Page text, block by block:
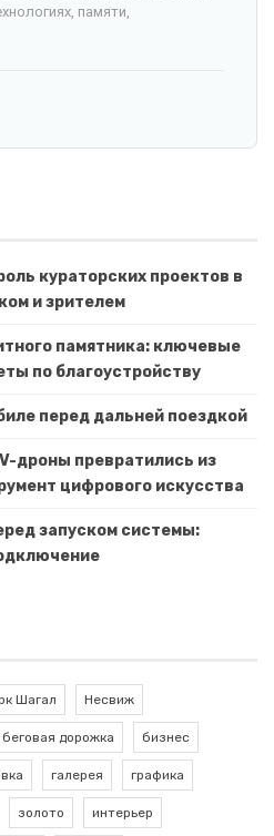
памяти,
кураторских проектов в
и зрителем
памятника: ключевые
по благоустройству
перед дальней поездкой
дроны превратились из
цифрового искусства
запуском системы:
Шагал Несвиж
беговая дорожка бизнес
галерея графика
золото интерьер